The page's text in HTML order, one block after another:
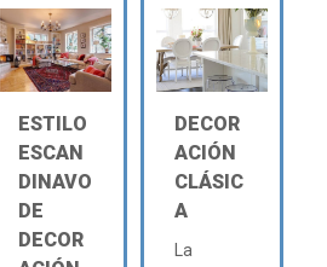
ESTILO
ESCAN
DINAVO
DE
DECOR
DECOR
ACIÓN
CLÁSIC
A
La